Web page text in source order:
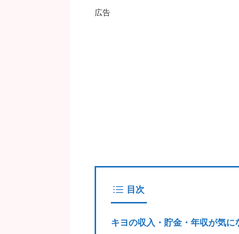
広告
目次
キヨの収入・貯金・年収が気に